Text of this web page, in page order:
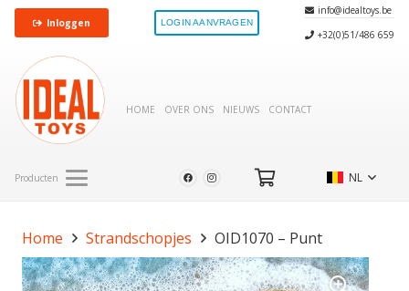
Inloggen LOGIN AANVRAGEN
info@idealtoys.be
+32(0)51/486 659
HOME OVER ONS NIEUWS CONTACT
Producten NL
Home Strandschopjes OID1070 – Punt